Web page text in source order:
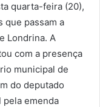
quarta-feira (20),
que passam a
Londrina. A
com a presença
municipal de
do deputado
pela emenda